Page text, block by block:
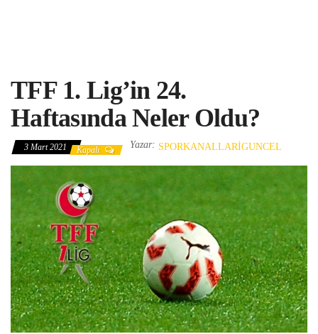
TFF 1. Lig’in 24.
Haftasında Neler Oldu?
3 Mart 2021 Kapalı Yazar: SPORKANALLARIGUNCEL